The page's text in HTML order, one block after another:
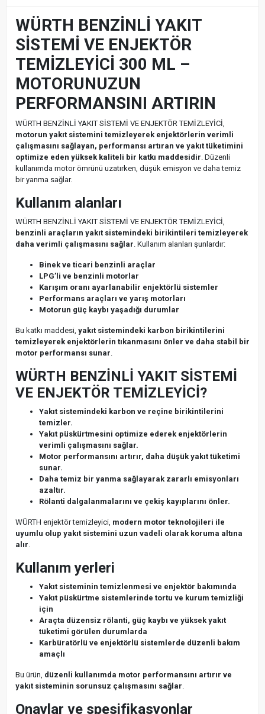
WÜRTH BENZİNLİ YAKIT
SİSTEMİ VE ENJEKTÖR
TEMİZLEYİCİ 300 ML –
MOTORUNUZUN
PERFORMANSINI ARTIRIN
WÜRTH BENZİNLİ YAKIT SİSTEMİ VE ENJEKTÖR TEMİZLEYİCİ,
motorun yakıt sistemini temizleyerek enjektörlerin verimli
çalışmasını sağlayan, performansı artıran ve yakıt tüketimini
optimize eden yüksek kaliteli bir katkı maddesidir. Düzenli
kullanımda motor ömrünü uzatırken, düşük emisyon ve daha temiz
bir yanma sağlar.
Kullanım alanları
WÜRTH BENZİNLİ YAKIT SİSTEMİ VE ENJEKTÖR TEMİZLEYİCİ,
benzinli araçların yakıt sistemindeki birikintileri temizleyerek
daha verimli çalışmasını sağlar. Kullanım alanları şunlardır:
Binek ve ticari benzinli araçlar
LPG’li ve benzinli motorlar
Karışım oranı ayarlanabilir enjektörlü sistemler
Performans araçları ve yarış motorları
Motorun güç kaybı yaşadığı durumlar
Bu katkı maddesi, yakıt sistemindeki karbon birikintilerini
temizleyerek enjektörlerin tıkanmasını önler ve daha stabil bir
motor performansı sunar.
WÜRTH BENZİNLİ YAKIT SİSTEMİ
VE ENJEKTÖR TEMİZLEYİCİ?
Yakıt sistemindeki karbon ve reçine birikintilerini
temizler.
Yakıt püskürtmesini optimize ederek enjektörlerin
verimli çalışmasını sağlar.
Motor performansını artırır, daha düşük yakıt tüketimi
sunar.
Daha temiz bir yanma sağlayarak zararlı emisyonları
azaltır.
Rölanti dalgalanmalarını ve çekiş kayıplarını önler.
WÜRTH enjektör temizleyici, modern motor teknolojileri ile
uyumlu olup yakıt sistemini uzun vadeli olarak koruma altına
alır.
Kullanım yerleri
Yakıt sisteminin temizlenmesi ve enjektör bakımında
Yakıt püskürtme sistemlerinde tortu ve kurum temizliği
için
Araçta düzensiz rölanti, güç kaybı ve yüksek yakıt
tüketimi görülen durumlarda
Karbüratörlü ve enjektörlü sistemlerde düzenli bakım
amaçlı
Bu ürün, düzenli kullanımda motor performansını artırır ve
yakıt sisteminin sorunsuz çalışmasını sağlar.
Onaylar ve spesifikasyonlar